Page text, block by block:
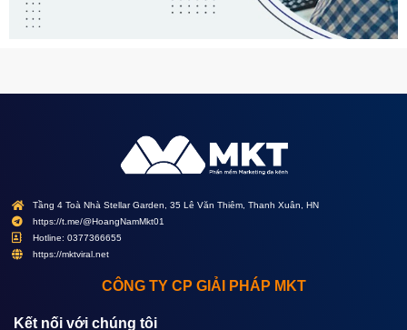
Tầng 4 Toà Nhà Stellar Garden, 35 Lê Văn Thiêm, Thanh Xuân, HN
https://t.me/@HoangNamMkt01
Hotline: 0377366655
https://mktviral.net
CÔNG TY CP GIẢI PHÁP MKT
Kết nối với chúng tôi